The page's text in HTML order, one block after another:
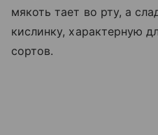
мякоть тает во рту, а
кислинку, характерную
сортов.